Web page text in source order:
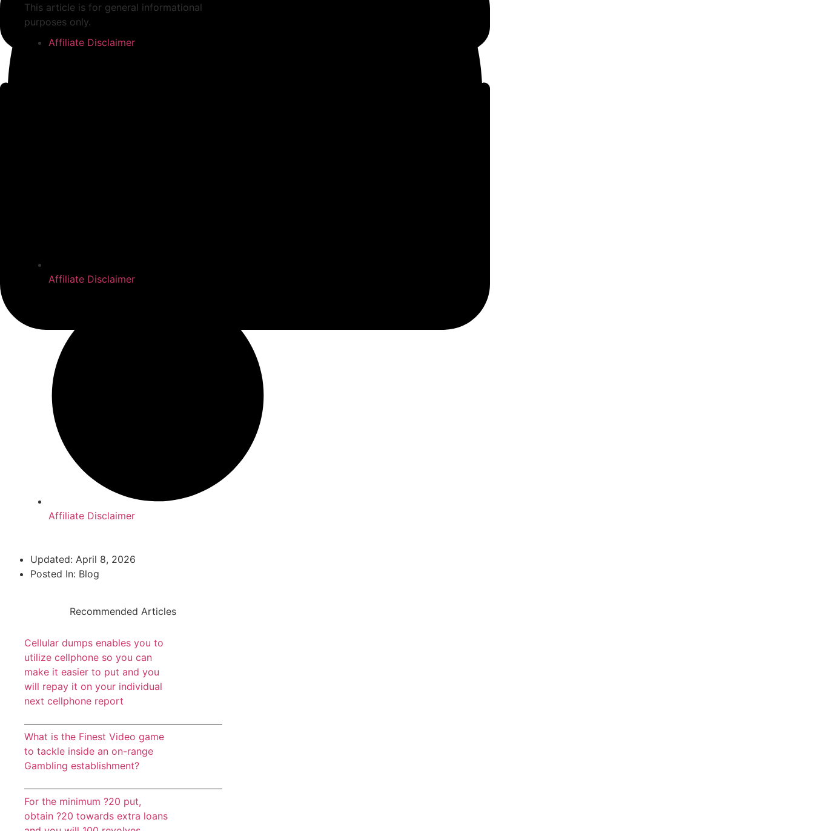
This article is for general informational
purposes only.
Affiliate Disclaimer
Affiliate Disclaimer
Affiliate Disclaimer
Updated: April 8, 2026
Posted In: Blog
Recommended Articles
Cellular dumps enables you to
utilize cellphone so you can
make it easier to put and you
will repay it on your individual
next cellphone report
What is the Finest Video game
to tackle inside an on-range
Gambling establishment?
For the minimum ?20 put,
obtain ?20 towards extra loans